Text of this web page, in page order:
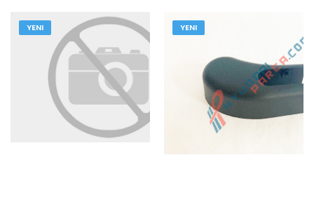
YENI YENI